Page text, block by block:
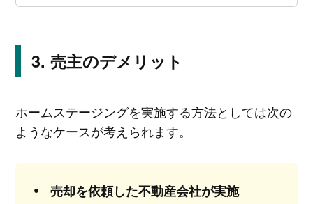
売主のデメリット
ホームステージングを実施する方法としては次の
ようなケースが考えられます。
売却を依頼した不動産会社が実施